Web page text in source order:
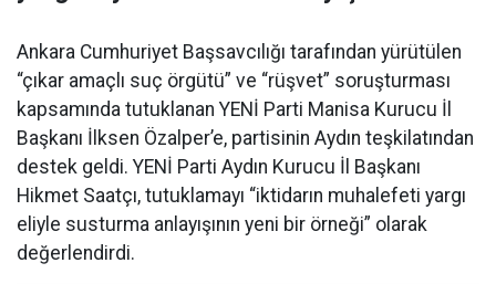
Ankara Cumhuriyet Başsavcılığı tarafından yürütülen
“çıkar amaçlı suç örgütü” ve “rüşvet” soruşturması
kapsamında tutuklanan YENİ Parti Manisa Kurucu İl
Başkanı İlksen Özalper’e, partisinin Aydın teşkilatından
destek geldi. YENİ Parti Aydın Kurucu İl Başkanı
Hikmet Saatçı, tutuklamayı “iktidarın muhalefeti yargı
eliyle susturma anlayışının yeni bir örneği” olarak
değerlendirdi.